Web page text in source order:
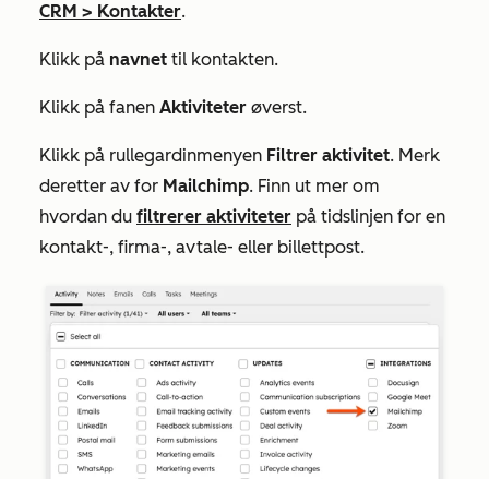
CRM > Kontakter.
Klikk på navnet til kontakten.
Klikk på fanen Aktiviteter øverst.
Klikk på rullegardinmenyen Filtrer aktivitet. Merk
deretter av for Mailchimp. Finn ut mer om
hvordan du filtrerer aktiviteter på tidslinjen for en
kontakt-, firma-, avtale- eller billettpost.